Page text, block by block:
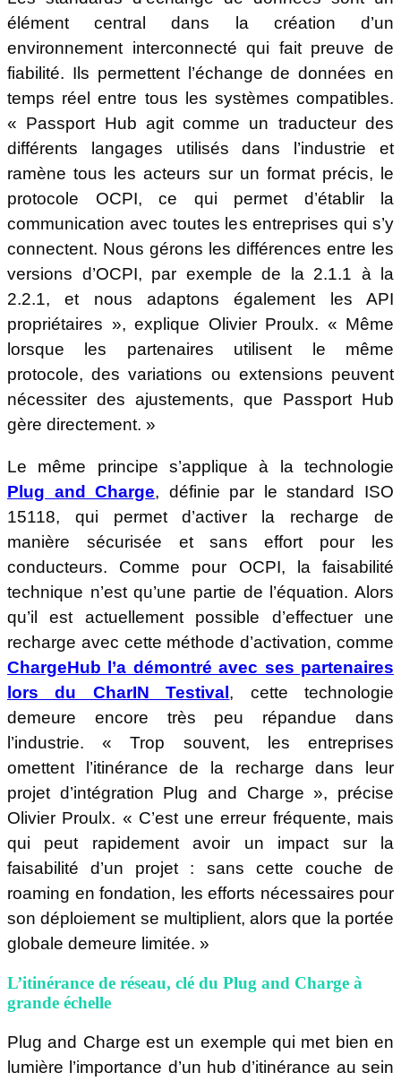
élément central dans la création d’un
environnement interconnecté qui fait preuve de
fiabilité. Ils permettent l’échange de données en
temps réel entre tous les systèmes compatibles.
« Passport Hub agit comme un traducteur des
différents langages utilisés dans l’industrie et
ramène tous les acteurs sur un format précis, le
protocole OCPI, ce qui permet d’établir la
communication avec toutes les entreprises qui s’y
connectent. Nous gérons les différences entre les
versions d’OCPI, par exemple de la 2.1.1 à la
2.2.1, et nous adaptons également les API
propriétaires », explique Olivier Proulx. « Même
lorsque les partenaires utilisent le même
protocole, des variations ou extensions peuvent
nécessiter des ajustements, que Passport Hub
gère directement. »
Le même principe s’applique à la technologie
Plug and Charge, définie par le standard ISO
15118, qui permet d’activer la recharge de
manière sécurisée et sans effort pour les
conducteurs. Comme pour OCPI, la faisabilité
technique n’est qu’une partie de l’équation. Alors
qu’il est actuellement possible d’effectuer une
recharge avec cette méthode d’activation, comme
ChargeHub l’a démontré avec ses partenaires
lors du CharIN Testival, cette technologie
demeure encore très peu répandue dans
l’industrie. « Trop souvent, les entreprises
omettent l’itinérance de la recharge dans leur
projet d’intégration Plug and Charge », précise
Olivier Proulx. « C’est une erreur fréquente, mais
qui peut rapidement avoir un impact sur la
faisabilité d’un projet : sans cette couche de
roaming en fondation, les efforts nécessaires pour
son déploiement se multiplient, alors que la portée
globale demeure limitée. »
L’itinérance de réseau, clé du Plug and Charge à
grande échelle
Plug and Charge est un exemple qui met bien en
lumière l’importance d’un hub d’itinérance au sein